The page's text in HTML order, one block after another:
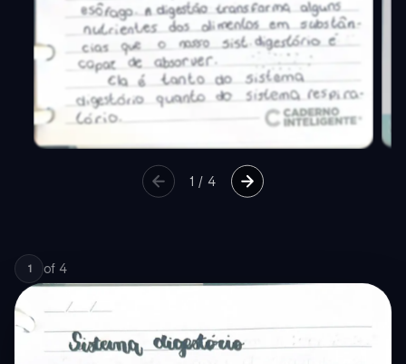
1 /4
1 of 4